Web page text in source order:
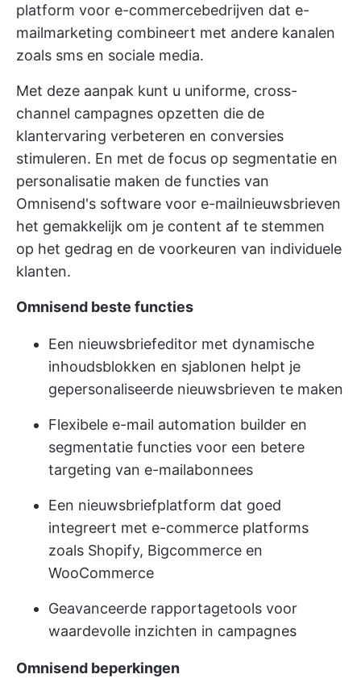
platform voor e-commercebedrijven dat e-
mailmarketing combineert met andere kanalen
zoals sms en sociale media.
Met deze aanpak kunt u uniforme, cross-
channel campagnes opzetten die de
klantervaring verbeteren en conversies
stimuleren. En met de focus op segmentatie en
personalisatie maken de functies van
Omnisend's software voor e-mailnieuwsbrieven
het gemakkelijk om je content af te stemmen
op het gedrag en de voorkeuren van individuele
klanten.
Omnisend beste functies
Een nieuwsbriefeditor met dynamische
inhoudsblokken en sjablonen helpt je
gepersonaliseerde nieuwsbrieven te maken
Flexibele e-mail automation builder en
segmentatie functies voor een betere
targeting van e-mailabonnees
Een nieuwsbriefplatform dat goed
integreert met e-commerce platforms
zoals Shopify, Bigcommerce en
WooCommerce
Geavanceerde rapportagetools voor
waardevolle inzichten in campagnes
Omnisend beperkingen